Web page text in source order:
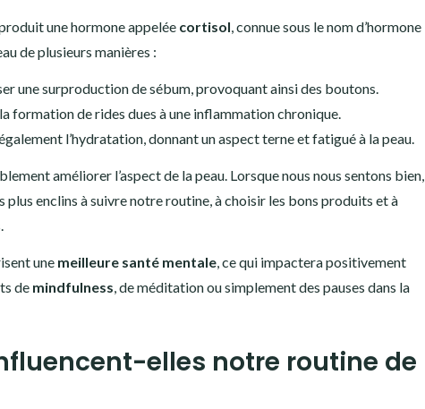
une hormone appelée cortisol, connue sous le nom d’hormone
de plusieurs manières :
une surproduction de sébum, provoquant ainsi des boutons.
formation de rides dues à une inflammation chronique.
l’hydratation, donnant un aspect terne et fatigué à la peau.
améliorer l’aspect de la peau. Lorsque nous nous sentons bien,
plus enclins à suivre notre routine, à choisir les bons produits et à
une meilleure santé mentale, ce qui impactera positivement
de mindfulness, de méditation ou simplement des pauses dans la
elles notre routine de